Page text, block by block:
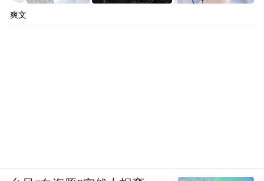
爽文